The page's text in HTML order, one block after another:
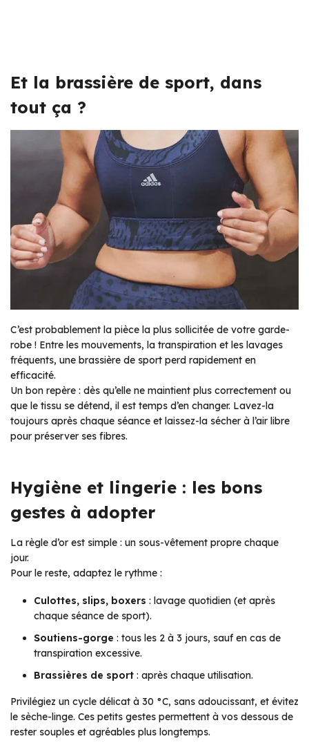
Et la brassière de sport, dans
tout ça ?
C’est probablement la pièce la plus sollicitée de votre garde-
robe ! Entre les mouvements, la transpiration et les lavages
fréquents, une brassière de sport perd rapidement en
efficacité.
Un bon repère : dès qu’elle ne maintient plus correctement ou
que le tissu se détend, il est temps d’en changer. Lavez-la
toujours après chaque séance et laissez-la sécher à l’air libre
pour préserver ses fibres.
Hygiène et lingerie : les bons
gestes à adopter
La règle d’or est simple : un sous-vêtement propre chaque
jour.
Pour le reste, adaptez le rythme :
Culottes, slips, boxers : lavage quotidien (et après
chaque séance de sport).
Soutiens-gorge : tous les 2 à 3 jours, sauf en cas de
transpiration excessive.
Brassières de sport : après chaque utilisation.
Privilégiez un cycle délicat à 30 °C, sans adoucissant, et évitez
le sèche-linge. Ces petits gestes permettent à vos dessous de
rester souples et agréables plus longtemps.